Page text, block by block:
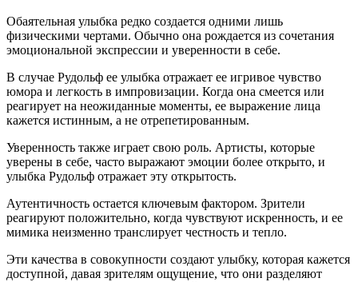
Обаятельная улыбка редко создается одними лишь
физическими чертами. Обычно она рождается из сочетания
эмоциональной экспрессии и уверенности в себе.
В случае Рудольф ее улыбка отражает ее игривое чувство
юмора и легкость в импровизации. Когда она смеется или
реагирует на неожиданные моменты, ее выражение лица
кажется истинным, а не отрепетированным.
Уверенность также играет свою роль. Артисты, которые
уверены в себе, часто выражают эмоции более открыто, и
улыбка Рудольф отражает эту открытость.
Аутентичность остается ключевым фактором. Зрители
реагируют положительно, когда чувствуют искренность, и ее
мимика неизменно транслирует честность и тепло.
Эти качества в совокупности создают улыбку, которая кажется
доступной, давая зрителям ощущение, что они разделяют